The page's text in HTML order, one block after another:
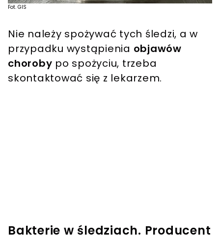
Fot. GIS
Nie należy spożywać tych śledzi, a w
przypadku wystąpienia objawów
choroby po spożyciu, trzeba
skontaktować się z lekarzem.
Bakterie w śledziach. Producent